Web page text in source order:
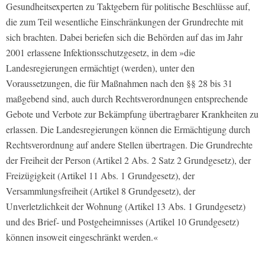
Gesundheitsexperten zu Taktgebern für politische Beschlüsse auf,
die zum Teil wesentliche Einschränkungen der Grundrechte mit
sich brachten. Dabei beriefen sich die Behörden auf das im Jahr
2001 erlassene Infektionsschutzgesetz, in dem »die
Landesregierungen ermächtigt (werden), unter den
Voraussetzungen, die für Maßnahmen nach den §§ 28 bis 31
maßgebend sind, auch durch Rechtsverordnungen entsprechende
Gebote und Verbote zur Bekämpfung übertragbarer Krankheiten zu
erlassen. Die Landesregierungen können die Ermächtigung durch
Rechtsverordnung auf andere Stellen übertragen. Die Grundrechte
der Freiheit der Person (Artikel 2 Abs. 2 Satz 2 Grundgesetz), der
Freizügigkeit (Artikel 11 Abs. 1 Grundgesetz), der
Versammlungsfreiheit (Artikel 8 Grundgesetz), der
Unverletzlichkeit der Wohnung (Artikel 13 Abs. 1 Grundgesetz)
und des Brief- und Postgeheimnisses (Artikel 10 Grundgesetz)
können insoweit eingeschränkt werden.«